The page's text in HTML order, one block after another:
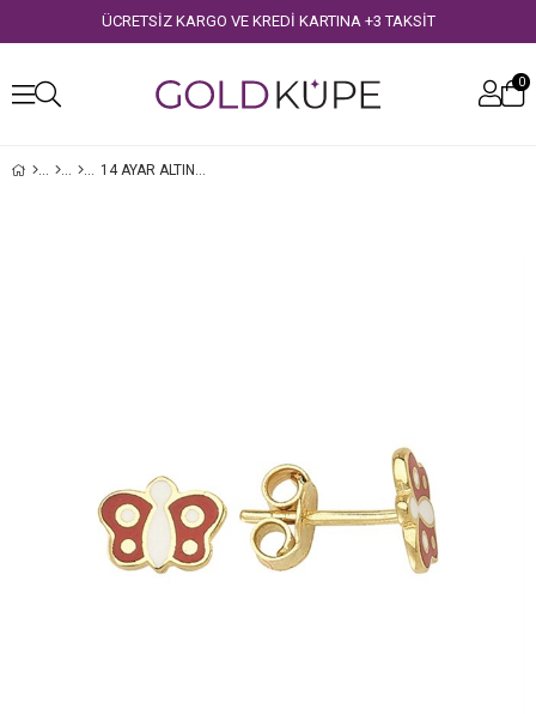
ÜCRETSİZ KARGO VE KREDİ KARTINA +3 TAKSİT
0
14 AYAR ALTIN KELEBEK ÇOCUK KÜPE